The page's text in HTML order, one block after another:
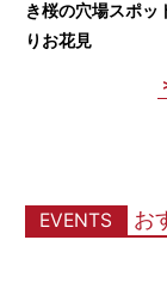
き桜の穴場スポッ
りお花見
EVENTS お